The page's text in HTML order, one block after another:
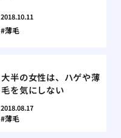
2018.10.11
薄毛
大半の女性は、ハゲや薄
毛を気にしない
2018.08.17
薄毛